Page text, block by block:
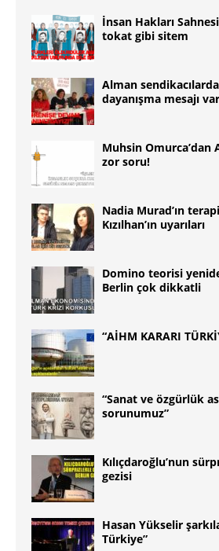
İnsan Hakları
tokat gibi sitem
Alman
dayanışma mesajı var
Muhsin Omurca’dan
zor soru!
Nadia Murad’ın
Kızılhan’ın uyarıları
Domino teorisi
Berlin çok dikkatli
“AİHM KARARI
“Sanat ve özgürlük
sorunumuz”
Kılıçdaroğlu’nun
gezisi
Hasan Yükselir
Türkiye”